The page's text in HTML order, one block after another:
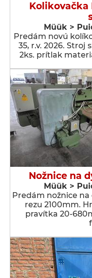
Kolikovačka
Müük >
Predám novú
35, r.v. 2026. Stroj
2ks. prítlak
Nožnice na
Müük >
Predám nožnice na
rezu 2100mm.
pravítka 20-